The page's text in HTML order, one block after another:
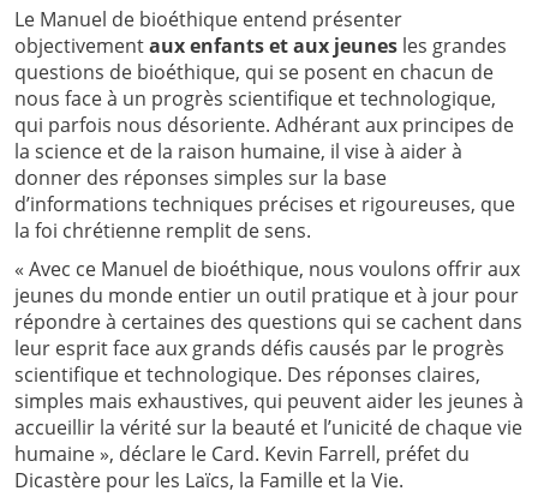
Le Manuel de bioéthique entend présenter
objectivementaux enfants et aux jeunes les grandes
questions de bioéthique, qui se posent en chacun de
nous face à un progrès scientifique et technologique,
qui parfois nous désoriente. Adhérant aux principes de
la science et de la raison humaine, il vise à aider à
donner des réponses simples sur la base
d’informations techniques précises et rigoureuses, que
la foi chrétienne remplit de sens.
« Avec ce Manuel de bioéthique, nous voulons offrir aux
jeunes du monde entier un outil pratique et à jour pour
répondre à certaines des questions qui se cachent dans
leur esprit face aux grands défis causés par le progrès
scientifique et technologique. Des réponses claires,
simples mais exhaustives, qui peuvent aider les jeunes à
accueillir la vérité sur la beauté et l’unicité de chaque vie
humaine », déclare le Card. Kevin Farrell, préfet du
Dicastère pour les Laïcs, la Famille et la Vie.